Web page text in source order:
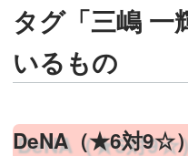
タグ「三嶋 一
いるもの
DeNA（★6対9☆